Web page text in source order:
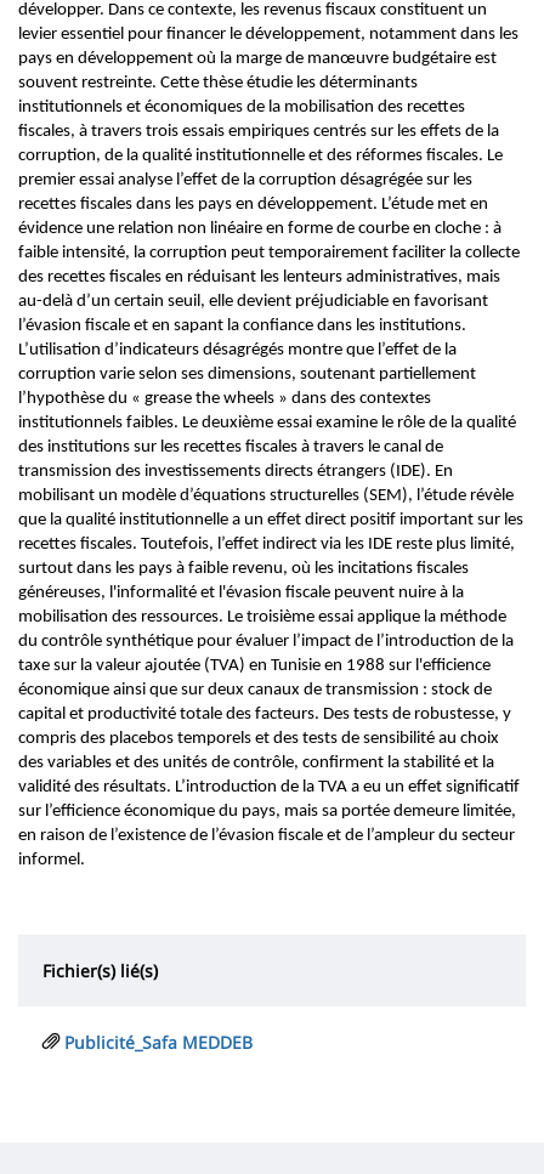
développer. Dans ce contexte, les revenus fiscaux constituent un
levier essentiel pour financer le développement, notamment dans les
pays en développement où la marge de manœuvre budgétaire est
souvent restreinte. Cette thèse étudie les déterminants
institutionnels et économiques de la mobilisation des recettes
fiscales, à travers trois essais empiriques centrés sur les effets de la
corruption, de la qualité institutionnelle et des réformes fiscales. Le
premier essai analyse l’effet de la corruption désagrégée sur les
recettes fiscales dans les pays en développement. L’étude met en
évidence une relation non linéaire en forme de courbe en cloche : à
faible intensité, la corruption peut temporairement faciliter la collecte
des recettes fiscales en réduisant les lenteurs administratives, mais
au-delà d’un certain seuil, elle devient préjudiciable en favorisant
l’évasion fiscale et en sapant la confiance dans les institutions.
L’utilisation d’indicateurs désagrégés montre que l’effet de la
corruption varie selon ses dimensions, soutenant partiellement
l’hypothèse du « grease the wheels » dans des contextes
institutionnels faibles. Le deuxième essai examine le rôle de la qualité
des institutions sur les recettes fiscales à travers le canal de
transmission des investissements directs étrangers (IDE). En
mobilisant un modèle d’équations structurelles (SEM), l’étude révèle
que la qualité institutionnelle a un effet direct positif important sur les
recettes fiscales. Toutefois, l’effet indirect via les IDE reste plus limité,
surtout dans les pays à faible revenu, où les incitations fiscales
généreuses, l'informalité et l'évasion fiscale peuvent nuire à la
mobilisation des ressources. Le troisième essai applique la méthode
du contrôle synthétique pour évaluer l’impact de l’introduction de la
taxe sur la valeur ajoutée (TVA) en Tunisie en 1988 sur l'efficience
économique ainsi que sur deux canaux de transmission : stock de
capital et productivité totale des facteurs. Des tests de robustesse, y
compris des placebos temporels et des tests de sensibilité au choix
des variables et des unités de contrôle, confirment la stabilité et la
validité des résultats. L’introduction de la TVA a eu un effet significatif
sur l’efficience économique du pays, mais sa portée demeure limitée,
en raison de l’existence de l’évasion fiscale et de l’ampleur du secteur
informel.
Fichier(s) lié(s)
Publicité_Safa MEDDEB